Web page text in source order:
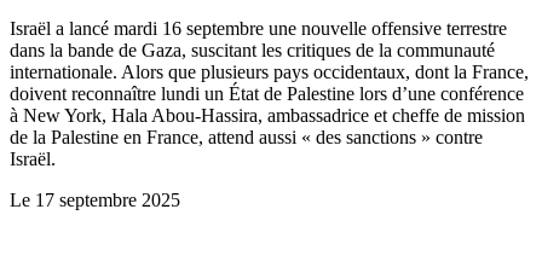
Israël a lancé mardi 16 septembre une nouvelle offensive terrestre
dans la bande de Gaza, suscitant les critiques de la communauté
internationale. Alors que plusieurs pays occidentaux, dont la France,
doivent reconnaître lundi un État de Palestine lors d’une conférence
à New York, Hala Abou-Hassira, ambassadrice et cheffe de mission
de la Palestine en France, attend aussi « des sanctions » contre
Israël.
Le 17 septembre 2025